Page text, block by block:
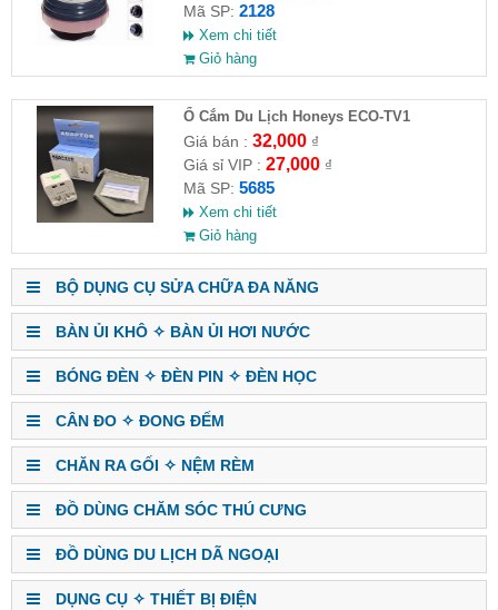
Mã SP: 2128
Xem chi tiết
Giỏ hàng
Ổ Cắm Du Lịch Honeys ECO-TV1
Giá bán : 32,000₫
Giá sỉ VIP : 27,000₫
Mã SP: 5685
Xem chi tiết
Giỏ hàng
BỘ DỤNG CỤ SỬA CHỮA ĐA NĂNG
BÀN ỦI KHÔ ✧ BÀN ỦI HƠI NƯỚC
BÓNG ĐÈN ✧ ĐÈN PIN ✧ ĐÈN HỌC
CÂN ĐO ✧ ĐONG ĐẾM
CHĂN RA GỐI ✧ NỆM RÈM
ĐỒ DÙNG CHĂM SÓC THÚ CƯNG
ĐỒ DÙNG DU LỊCH DÃ NGOẠI
DỤNG CỤ ✧ THIẾT BỊ ĐIỆN